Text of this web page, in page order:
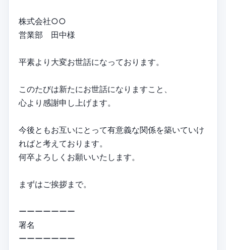
株式会社○○
営業部 田中様
平素より大変お世話になっております。
このたびは新たにお世話になりますこと、
心より感謝申し上げます。
今後ともお互いにとって有意義な関係を築いていけ
ればと考えております。
何卒よろしくお願いいたします。
まずはご挨拶まで。
ーーーーーーー
署名
ーーーーーーー